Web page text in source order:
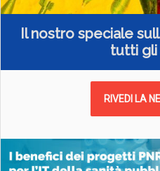
Il nostro speciale
tutti gli
RIVEDI LA